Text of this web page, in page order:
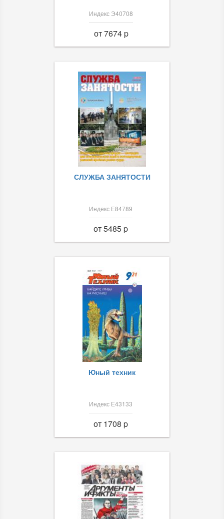
Индекс Э40708
от 7674 p
СЛУЖБА ЗАНЯТОСТИ
Индекс Е84789
от 5485 p
Юный техник
Индекс Е43133
от 1708 p